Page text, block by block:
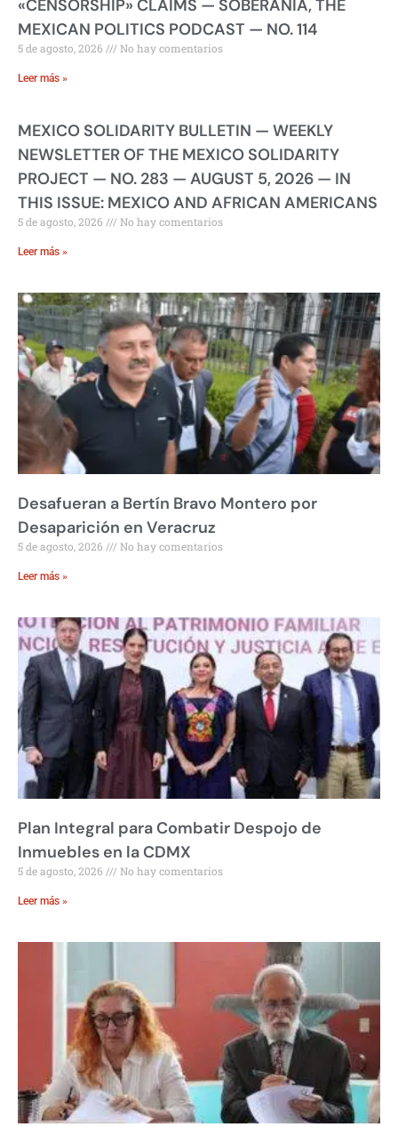
«CENSORSHIP» CLAIMS — SOBERANIA, THE
MEXICAN POLITICS PODCAST — NO. 114
5 de agosto, 2026 No hay comentarios
Leer más »
MEXICO SOLIDARITY BULLETIN — WEEKLY
NEWSLETTER OF THE MEXICO SOLIDARITY
PROJECT — NO. 283 — AUGUST 5, 2026 — IN
THIS ISSUE: MEXICO AND AFRICAN AMERICANS
5 de agosto, 2026 No hay comentarios
Leer más »
Desafueran a Bertín Bravo Montero por
Desaparición en Veracruz
5 de agosto, 2026 No hay comentarios
Leer más »
Plan Integral para Combatir Despojo de
Inmuebles en la CDMX
5 de agosto, 2026 No hay comentarios
Leer más »